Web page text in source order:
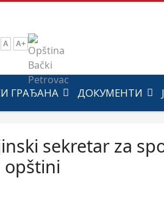
A A+
ГРАЂАНА ДОКУМЕНТИ
sekretar za
opštini